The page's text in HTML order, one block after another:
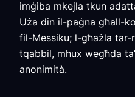
imġiba mkejla tkun
Uża din il-paġna għall-
fil-Messiku; l-għażla
tqabbil, mhux wegħda
anonimità.